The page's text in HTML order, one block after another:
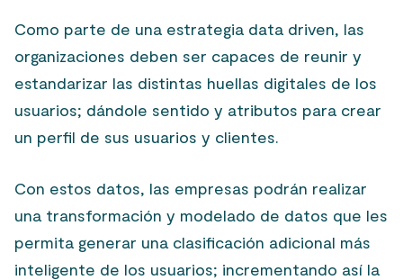
Como parte de una estrategia data driven, las
organizaciones deben ser capaces de reunir y
estandarizar las distintas huellas digitales de los
usuarios; dándole sentido y atributos para crear
un perfil de sus usuarios y clientes.
Con estos datos, las empresas podrán realizar
una transformación y modelado de datos que les
permita generar una clasificación adicional más
inteligente de los usuarios; incrementando así la